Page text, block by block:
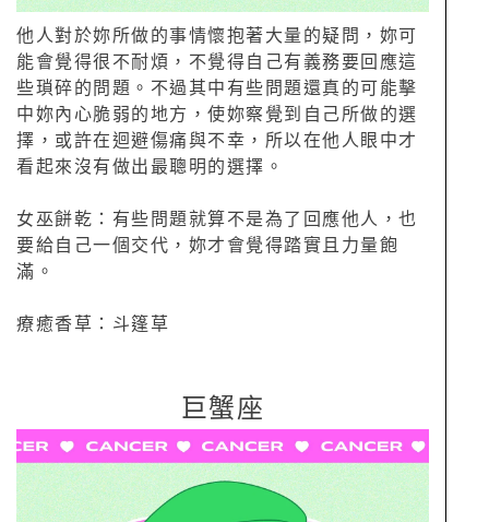
他人對於妳所做的事情懷抱著大量的疑問，妳可
能會覺得很不耐煩，不覺得自己有義務要回應這
些瑣碎的問題。不過其中有些問題還真的可能擊
中妳內心脆弱的地方，使妳察覺到自己所做的選
擇，或許在迴避傷痛與不幸，所以在他人眼中才
看起來沒有做出最聰明的選擇。
女巫餅乾：有些問題就算不是為了回應他人，也
要給自己一個交代，妳才會覺得踏實且力量飽
滿。
療癒香草：斗篷草
巨蟹座